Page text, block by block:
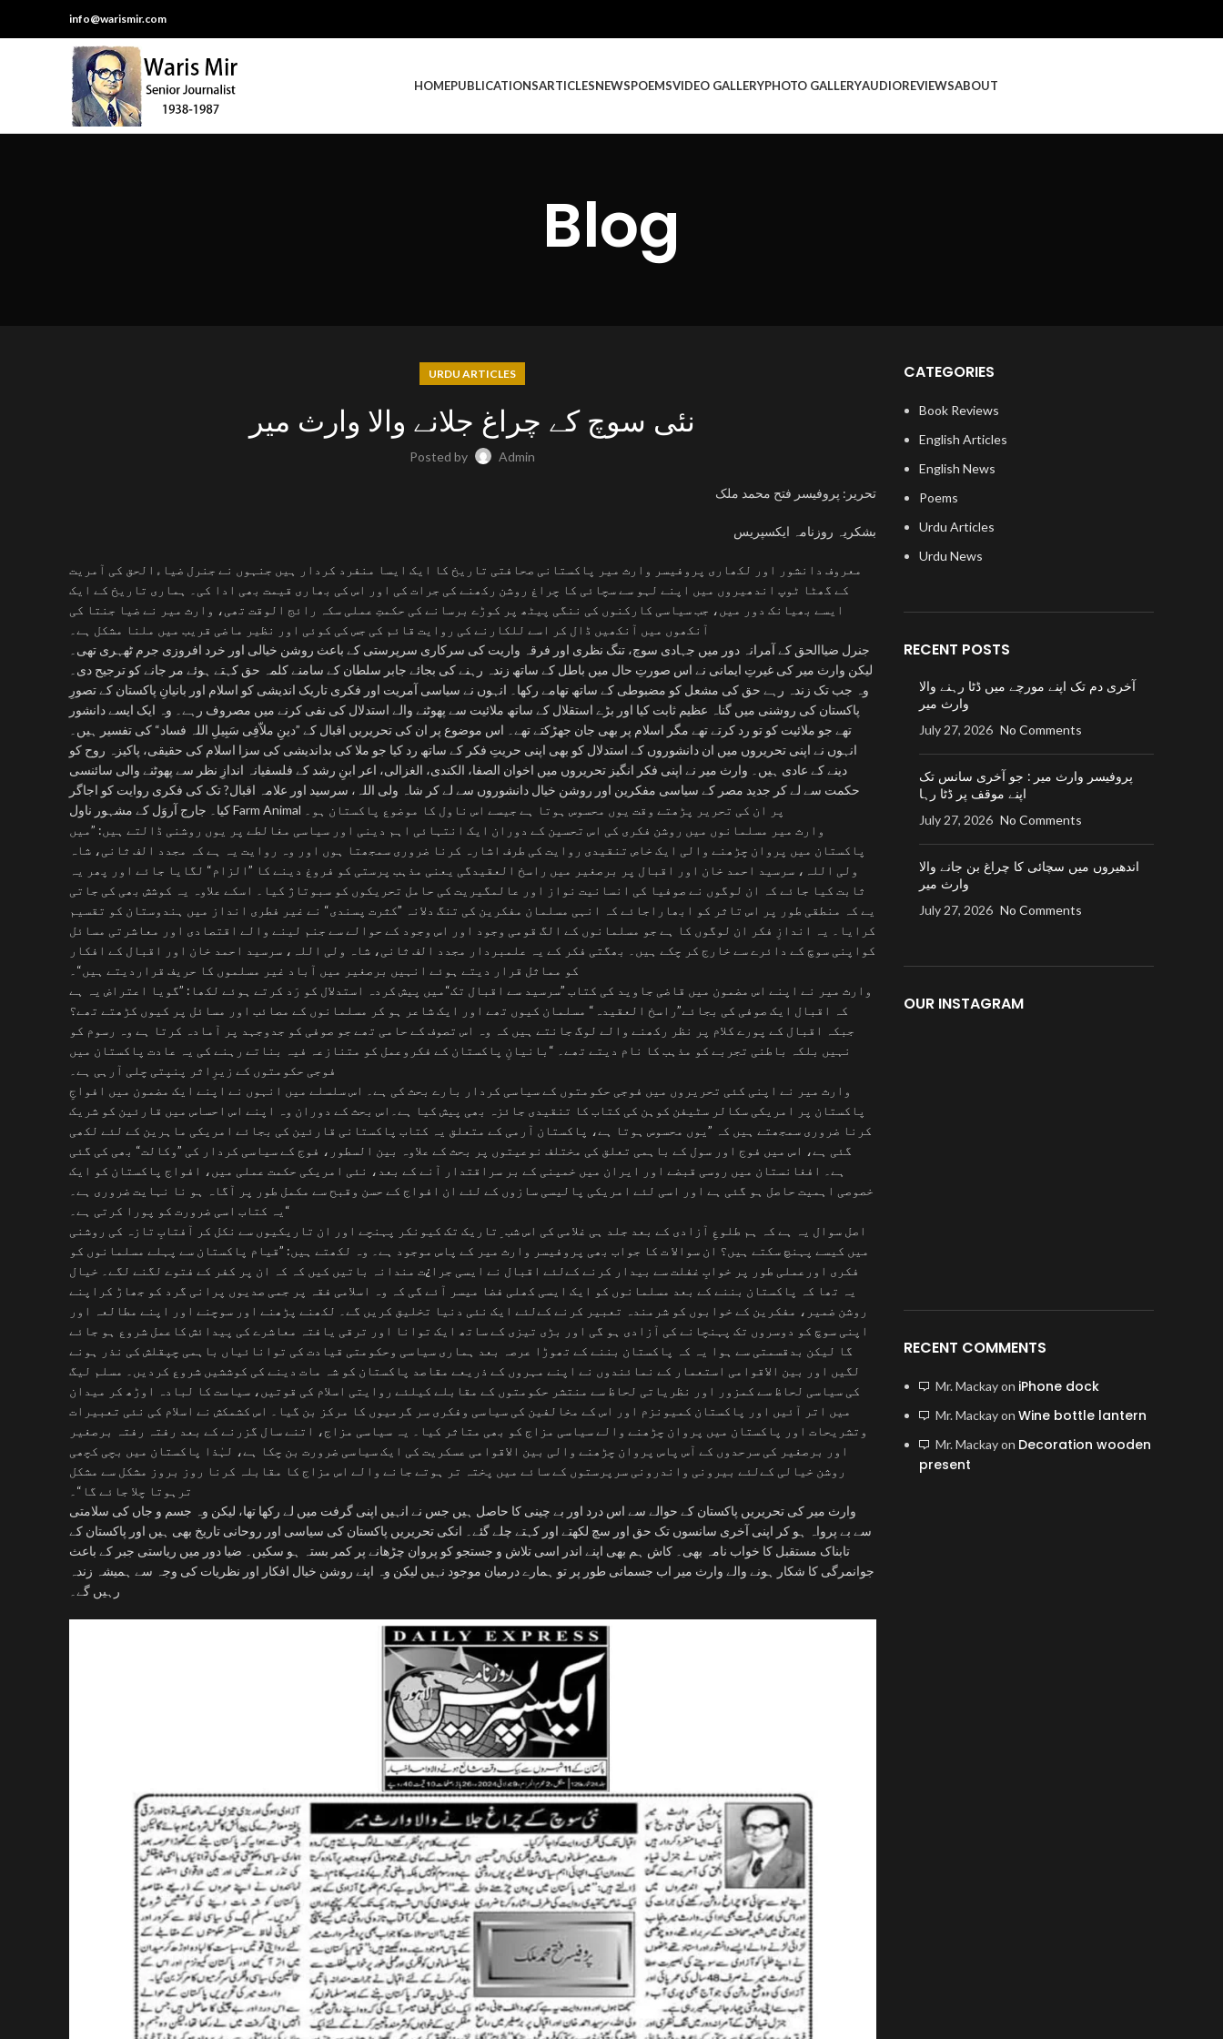
info@warismir.com
HOMEPUBLICATIONSARTICLESNEWSPOEMSVIDEO GALLERYPHOTO GALLERYAUDIOREVIEWSABOUT
Blog
URDU ARTICLES
نئی سوچ کے چراغ جلانے والا وارث میر
Posted by Admin
تحریر: پروفیسر فتح محمد ملک
بشکریہ روزنامہ ایکسپریس
معروف دانشور اور لکھاری پروفیسر وارث میر پاکستانی صحافتی تاریخ کا ایک ایسا منفرد کردار ہیں جنہوں نے جنرل ضیاءالحق کی آمریت
کے گھٹا ٹوپ اندھیروں میں اپنے لہو سے سچائی کا چراغ روشن رکھنے کی جرات کی اور اس کی بھاری قیمت بھی ادا کی۔ ہماری تاریخ کے ایک
ایسے بھیانک دور میں، جب سیاسی کارکنوں کی ننگی پیٹھ پر کوڑے برسانے کی حکمتِ عملی سکہ رائج الوقت تھی، وارث میر نے ضیا جنتا کی
آنکھوں میں آنکھیں ڈال کر اسے للکارنے کی روایت قائم کی جس کی کوئی اور نظیر ماضی قریب میں ملنا مشکل ہے۔
جنرل ضیاالحق کے آمرانہ دور میں جہادی سوچ، تنگ نظری اور فرقہ واریت کی سرکاری سرپرستی کے باعث روشن خیالی اور خرد افروزی جرم ٹھہری تھی۔
لیکن وارث میر کی غیرتِ ایمانی نے اس صورتِ حال میں باطل کے ساتھ زندہ رہنے کی بجائے جابر سلطان کے سامنے کلمہ حق کہتے ہوئے مر جانے کو ترجیح دی۔
وہ جب تک زندہ رہے حق کی مشعل کو مضبوطی کے ساتھ تھامے رکھا۔ انہوں نے سیاسی آمریت اور فکری تاریک اندیشی کو اسلام اور بانیانِ پاکستان کے تصورِ
پاکستان کی روشنی میں گناہ عظیم ثابت کیا اور بڑے استقلال کے ساتھ ملائیت سے پھوٹنے والے استدلال کی نفی کرنے میں مصروف رہے۔ وہ ایک ایسے دانشور
تھے جو ملائیت کو تو رد کرتے تھے مگر اسلام پر بھی جان جھڑکتے تھے۔ اس موضوع پر ان کی تحریریں اقبال کے ”دینِ ملاّفِی سَبِیلِ اللہ فساد“ کی تفسیر ہیں۔
انہوں نے اپنی تحریروں میں ان دانشوروں کے استدلال کو بھی اپنی حریتِ فکر کے ساتھ رد کیا جو ملا کی بداندیشی کی سزا اسلام کی حقیقی، پاکیزہ روح کو
دینے کے عادی ہیں۔ وارث میر نے اپنی فکر انگیز تحریروں میں اخوان الصفا، الکندی، الغزالی، اعر ابنِ رشد کے فلسفیانہ اندازِ نظر سے پھوٹنے والی سائنسی
حکمت سے لے کر جدید مصر کے سیاسی مفکرین اور روشن خیال دانشوروں سے لے کر شاہ ولی اللہ، سرسید اور علامہ اقبال? تک کی فکری روایت کو اجاگر
کیا۔ جارج آروَل کے مشہور ناول Farm Animal پر ان کی تحریر پڑھتے وقت یوں محسوس ہوتا ہے جیسے اس ناول کا موضوع پاکستان ہو۔
وارث میر مسلمانوں میں روشن فکری کی اس تحسین کے دوران ایک انتہائی اہم دینی اور سیاسی مغالطے پر یوں روشنی ڈالتے ہیں: ”میں
پاکستان میں پروان چڑھنے والی ایک خاص تنقیدی روایت کی طرف اشارہ کرنا ضروری سمجھتا ہوں اور وہ روایت یہ ہے کہ مجدد الف ثانی، شاہ
ولی اللہ، سرسید احمد خان اور اقبال پر برصغیر میں راسخ العقیدگی یعنی مذہب پرستی کو فروغ دینے کا ”الزام“ لگایا جائے اور پھر یہ
ثابت کیا جائے کہ ان لوگوں نے صوفیا کی انسانیت نواز اور عالمگیریت کی حامل تحریکوں کو سبوتاژ کیا۔ اسکے علاوہ یہ کوشش بھی کی جاتی
یے کہ منطقی طور پر اس تاثر کو ابھاراجائے کہ انہی مسلمان مفکرین کی تنگ دلانہ ”کثرت پسندی“ نے غیر فطری انداز میں ہندوستان کو تقسیم
کرایا۔ یہ اندازِ فکر ان لوگوں کا ہے جو مسلمانوں کے الگ قومی وجود اور اس وجود کے حوالے سے جنم لینے والے اقتصادی اور معاشرتی مسائل
کواپنی سوچ کے دائرے سے خارج کر چکے ہیں۔ بھگتی فکر کے یہ علمبردار مجدد الف ثانی، شاہ ولی اللہ، سرسید احمد خان اور اقبال کے افکار
کو مماثل قرار دیتے ہوئے انہیں برصغیر میں آباد غیر مسلموں کا حریف قراردیتے ہیں“۔
وارث میر نے اپنے اس مضمون میں قاضی جاوید کی کتاب ”سرسید سے اقبال تک“میں پیش کردہ استدلال کو رَد کرتے ہوئے لکھا: ”گویا اعتراض یہ ہے
کہ اقبال ایک صوفی کی بجائے”راسخ العقیدہ“ مسلمان کیوں تھے اور ایک شاعر ہو کر مسلمانوں کے مصائب اور مسائل پر کیوں کڑھتے تھے؟
جبکہ اقبال کے پورے کلام پر نظر رکھنے والے لوگ جانتے ہیں کہ وہ اس تصوف کے حامی تھے جو صوفی کو جدوجہد پر آمادہ کرتا ہے وہ رسوم کو
نہیں بلکہ باطنی تجربے کو مذہب کا نام دیتے تھے۔ “بانیانِ پاکستان کے فکروعمل کو متنازعہ فیہ بناتے رہنے کی یہ عادت پاکستان میں
وارث میر نے اپنی کئی تحریروں میں فوجی حکومتوں کے سیاسی کردار بارے بحث کی ہے۔ اس سلسلے میں انہوں نے اپنے ایک مضمون میں افواجِ
پاکستان پر امریکی سکالر سٹیفن کوہن کی کتاب کا تنقیدی جائزہ بھی پیش کیا ہے۔اس بحث کے دوران وہ اپنے اس احساس میں قارئین کو شریک
کرنا ضروری سمجھتے ہیں کہ ”یوں محسوس ہوتا ہے، پاکستان آرمی کے متعلق یہ کتاب پاکستانی قارئین کی بجائے امریکی ماہرین کے لئے لکھی
گئی ہے، اس میں فوج اور سول کے باہمی تعلق کی مختلف نوعیتوں پر بحث کے علاوہ بین السطور، فوج کے سیاسی کردار کی ”وکالت“ بھی کی گئی
ہے۔ افغانستان میں روسی قبضے اور ایران میں خمینی کے بر سراقتدار آنے کے بعد، نئی امریکی حکمت عملی میں، افواج پاکستان کو ایک
خصوصی اہمیت حاصل ہو گئی ہے اور اسی لئے امریکی پالیسی سازوں کے لئے ان افواج کے حسن وقبح سے مکمل طور پر آگاہ ہو نا نہایت ضروری ہے۔
یہ کتاب اسی ضرورت کو پورا کرتی ہے۔“
اصل سوال یہ ہے کہ ہم طلوعِ آزادی کے بعد جلد ہی غلامی کی اس شب ِتاریک تک کیونکر پہنچے اور ان تاریکیوں سے نکل کر آفتابِ تازہ کی روشنی
میں کیسے پہنچ سکتے ہیں؟ ان سوالا ت کا جواب بھی پروفیسر وارث میر کے پاس موجود ہے۔ وہ لکھتے ہیں: ”قیام پاکستان سے پہلے مسلمانوں کو
فکری اورعملی طور پر خوابِ غفلت سے بیدار کرنے کےلئے اقبال نے ایسی جرا¿ت مندانہ باتیں کیں کہ کہ ان پر کفر کے فتوے لگنے لگے۔ خیال
یہ تھا کہ پاکستان بننے کے بعد مسلمانوں کو ایک ایسی کھلی فضا میسر آئے گی کہ وہ اسلامی فقہ پر جمی صدیوں پرانی گرد کو جھاڑ کراپنے
روشن ضمیر، مفکرین کے خوابوں کو شرمندہ تعبیر کرنے کےلئے ایک نئی دنیا تخلیق کریں گے۔ لکھنے پڑھنے اور سوچنے اور اپنے مطالعہ اور
اپنی سوچ کو دوسروں تک پہنچانے کی آزادی ہو گی اور بڑی تیزی کے ساتھ ایک توانا اور ترقی یافتہ معاشرے کی پیدائش کاعمل شروع ہو جائے
گا لیکن بدقسمتی سے ہوا یہ کہ پاکستان بننے کے تھوڑا عرصہ بعد ہماری سیاسی وحکومتی قیادت کی توانائیاں باہمی چپقلش کی نذر ہونے
لگیں اور بین الاقوامی استعمار کے نمائندوں نے اپنے مہروں کے ذریعے مقاصد پاکستان کو شہ مات دینے کی کوششیں شروع کردیں۔ مسلم لیگ
کی سیاسی لحاظ سے کمزور اور نظریاتی لحاظ سے منتشر حکومتوں کے مقابلے کیلئے روایتی اسلام کی قوتیں، سیاست کا لبادہ اوڑھ کر میدان
میں اتر آئیں اور پاکستان کمیونزم اور اس کے مخالفین کی سیاسی وفکری سر گرمیوں کا مرکز بن گیا۔ اس کشمکش نے اسلام کی نئی تعبیرات
وتشریحات اور پاکستان میں پروان چڑھنے والے سیاسی مزاج کو بھی متاثر کیا۔ یہ سیاسی مزاج، اتنے سال گزرنے کے بعد رفتہ رفتہ برصغیر
اور برصغیر کی سرحدوں کے آس پاس پروان چڑھنے والی بین الاقوامی عسکریت کی ایک سیاسی ضرورت بن چکا ہے، لہٰذا پاکستان میں بچی کچھی
روشن خیالی کےلئے بیرونی واندرونی سرپرستوں کے سائے میں پختہ تر ہوتے جانے والے اس مزاج کا مقابلہ کرنا روز بروز مشکل سے مشکل
ترہوتا چلا جائے گا“۔
وارث میر کی تحریریں پاکستان کے حوالے سے اس درد اور بے چینی کا حاصل ہیں جس نے انہیں اپنی گرفت میں لے رکھا تھا، لیکن وہ جسم و جاں کی سلامتی
سے بے پرواہ ہو کر اپنی آخری سانسوں تک حق اور سچ لکھتے اور کہتے چلے گئے۔ انکی تحریریں پاکستان کی سیاسی اور روحانی تاریخ بھی ہیں اور پاکستان کے
تابناک مستقبل کا خواب نامہ بھی۔ کاش ہم بھی اپنے اندر اسی تلاش و جستجو کو پروان چڑھانے پر کمر بستہ ہو سکیں۔ ضیا دور میں ریاستی جبر کے باعث
جوانمرگی کا شکار ہونے والے وارث میر اب جسمانی طور پر تو ہمارے درمیان موجود نہیں لیکن وہ اپنے روشن خیال افکار اور نظریات کی وجہ سے ہمیشہ زندہ
رہیں گے۔
CATEGORIES
Book Reviews
English Articles
English News
Poems
Urdu Articles
Urdu News
RECENT POSTS
آخری دم تک اپنے مورچے میں ڈٹا رہنے والا
وارث میر
July 27, 2026 No Comments
پروفیسر وارث میر : جو آخری سانس تک
اپنے موقف پر ڈٹا رہا
July 27, 2026 No Comments
اندھیروں میں سچائی کا چراغ بن جانے والا
وارث میر
July 27, 2026 No Comments
OUR INSTAGRAM
RECENT COMMENTS
Mr. Mackayon iPhone dock
Mr. Mackayon Wine bottle lantern
Mr. Mackayon Decoration wooden
present